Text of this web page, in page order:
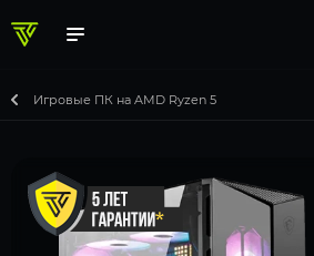
Игровые ПК на AMD Ryzen 5